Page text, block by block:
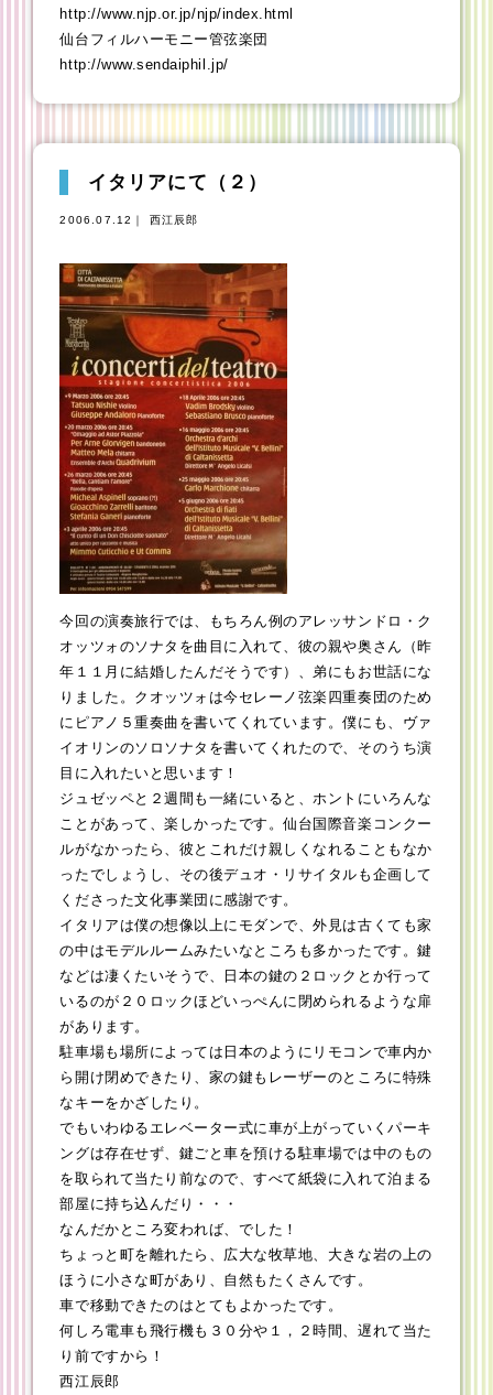
http://www.njp.or.jp/njp/index.html
仙台フィルハーモニー管弦楽団
http://www.sendaiphil.jp/
イタリアにて（２）
2006.07.12｜ 西江辰郎
今回の演奏旅行では、もちろん例のアレッサンドロ・ク
オッツォのソナタを曲目に入れて、彼の親や奥さん（昨
年１１月に結婚したんだそうです）、弟にもお世話にな
りました。クオッツォは今セレーノ弦楽四重奏団のため
にピアノ５重奏曲を書いてくれています。僕にも、ヴァ
イオリンのソロソナタを書いてくれたので、そのうち演
目に入れたいと思います！
ジュゼッペと２週間も一緒にいると、ホントにいろんな
ことがあって、楽しかったです。仙台国際音楽コンクー
ルがなかったら、彼とこれだけ親しくなれることもなか
ったでしょうし、その後デュオ・リサイタルも企画して
くださった文化事業団に感謝です。
イタリアは僕の想像以上にモダンで、外見は古くても家
の中はモデルルームみたいなところも多かったです。鍵
などは凄くたいそうで、日本の鍵の２ロックとか行って
いるのが２０ロックほどいっぺんに閉められるような扉
があります。
駐車場も場所によっては日本のようにリモコンで車内か
ら開け閉めできたり、家の鍵もレーザーのところに特殊
なキーをかざしたり。
でもいわゆるエレベーター式に車が上がっていくパーキ
ングは存在せず、鍵ごと車を預ける駐車場では中のもの
を取られて当たり前なので、すべて紙袋に入れて泊まる
部屋に持ち込んだり・・・
なんだかところ変われば、でした！
ちょっと町を離れたら、広大な牧草地、大きな岩の上の
ほうに小さな町があり、自然もたくさんです。
車で移動できたのはとてもよかったです。
何しろ電車も飛行機も３０分や１，２時間、遅れて当た
り前ですから！
西江辰郎